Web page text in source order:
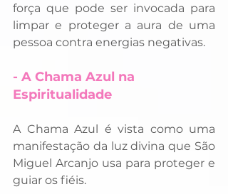
força que pode ser invocada para
limpar e proteger a aura de uma
pessoa contra energias negativas.
- A Chama Azul na
Espiritualidade
A Chama Azul é vista como uma
manifestação da luz divina que São
Miguel Arcanjo usa para proteger e
guiar os fiéis.